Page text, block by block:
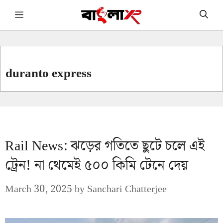
Skip Menu
duranto express
Rail News: ঝড়ের গতিতে ছুটে চলে এই
ট্রেন! না থেমেই ৫০০ কিমি টেনে দেয়
March 30, 2025bySanchari Chatterjee